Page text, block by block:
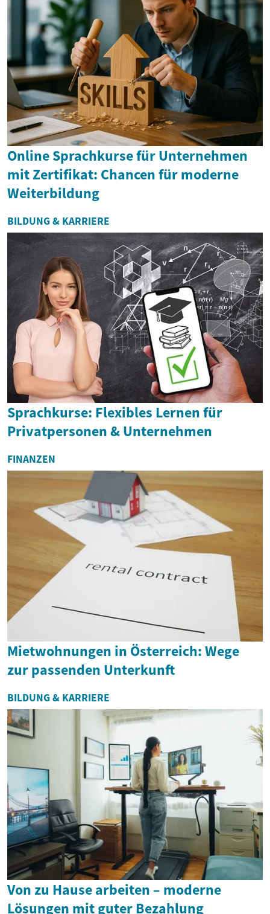
Online Sprachkurse für Unternehmen
mit Zertifikat: Chancen für moderne
Weiterbildung
BILDUNG & KARRIERE
Sprachkurse: Flexibles Lernen für
Privatpersonen & Unternehmen
FINANZEN
Mietwohnungen in Österreich: Wege
zur passenden Unterkunft
BILDUNG & KARRIERE
Von zu Hause arbeiten – moderne
Lösungen mit guter Bezahlung